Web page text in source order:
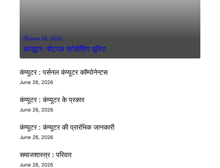
June 26, 2026
कंप्यूटर: सेंट्रल प्रोसेसिंग यूनिट
कंप्यूटर : पर्सनल कंप्यूटर कॉम्पोनेन्टस
June 26, 2026
कंप्यूटर : कंप्यूटर के प्रकार
June 26, 2026
कंप्यूटर : कंप्यूटर की प्रारंभिक जानकारी
June 26, 2026
समाजशास्त्र : परिवार
June 26, 2026